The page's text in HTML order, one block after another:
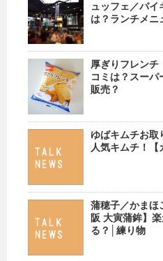
ュッフェ／バイ
は？ランチメニ
厚ぎりフレンチ
コミは？スーパ
販売？
ゆばキムチお取
人気キムチ！【
蒲穂子／かまほ
阪 大寅蒲鉾】
る？│練り物